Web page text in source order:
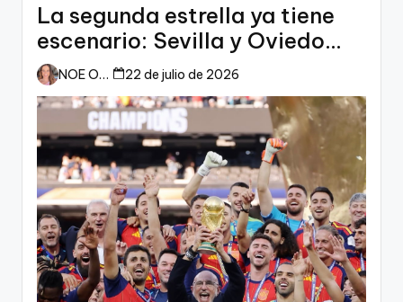
La segunda estrella ya tiene
escenario: Sevilla y Oviedo
esperan a España
NOE ORTIZ 22 de julio de 2026